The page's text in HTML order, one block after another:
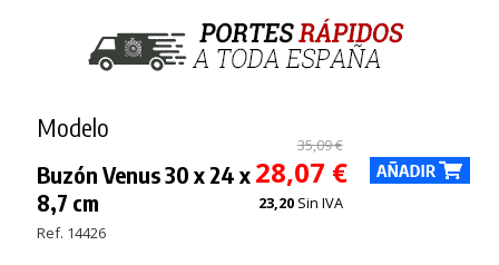
Modelo
Buzón Venus 30 x 24 x
8,7 cm
Ref. 14426
35,09 €
28,07 €
23,20 Sin IVA